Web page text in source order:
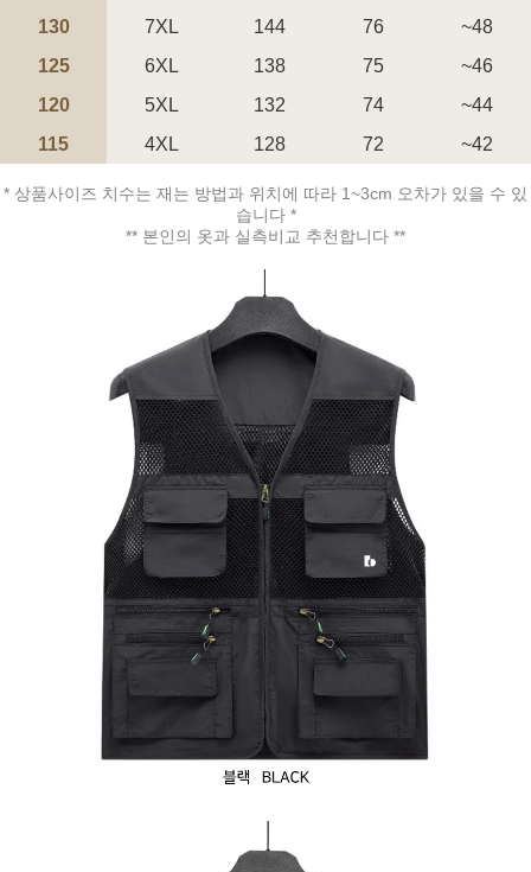
130
7XL 144 76
~48
125
6XL 138 75
~46
120
5XL 132 74
~44
115
4XL 128 72 ~42
* 상품사이즈 치수는 재는 방법과 위치에 따라 1~3cm 오차가 있을 수 있
습니다 *
** 본인의 옷과 실측비교 추천합니다 **